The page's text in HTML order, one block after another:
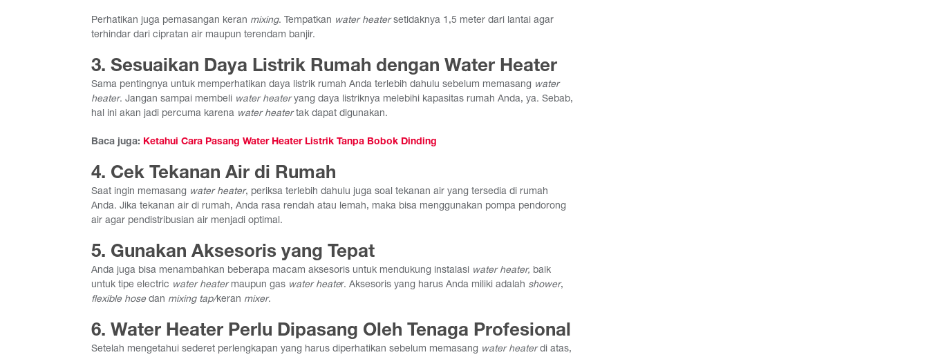
Perhatikan juga pemasangan keran mixing. Tempatkan water heatersetidaknya 1,5 meter dari lantai agar
terhindar dari cipratan air maupun terendam banjir.
3. Sesuaikan Daya Listrik Rumah dengan Water Heater
Sama pentingnya untuk memperhatikan daya listrik rumah Anda terlebih dahulu sebelum memasang water
heater. Jangan sampai membeli water heateryang daya listriknya melebihi kapasitas rumah Anda, ya. Sebab,
hal ini akan jadi percuma karena water heatertak dapat digunakan.
Baca juga: Ketahui Cara Pasang Water Heater Listrik Tanpa Bobok Dinding
4. Cek Tekanan Air di Rumah
Saat ingin memasang water heater, periksa terlebih dahulu juga soal tekanan air yang tersedia di rumah
Anda. Jika tekanan air di rumah, Anda rasa rendah atau lemah, maka bisa menggunakan pompa pendorong
air agar pendistribusian air menjadi optimal.
5. Gunakan Aksesoris yang Tepat
Anda juga bisa menambahkan beberapa macam aksesoris untuk mendukung instalasi water heater, baik
untuk tipe electric water heatermaupun gas water heater. Aksesoris yang harus Anda miliki adalah shower,
flexible hose dan mixing tap/keran mixer.
6. Water Heater Perlu Dipasang Oleh Tenaga Profesional
Setelah mengetahui sederet perlengkapan yang harus diperhatikan sebelum memasang water heaterdi atas,